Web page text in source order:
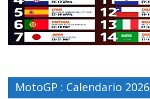
MotoGP : Calendario 2026